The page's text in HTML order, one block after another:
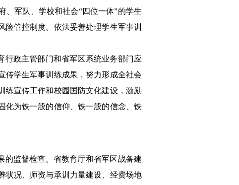
、军队、学校和社会“四位一体”的学生
管控制度。依法妥善处理学生军事训
行政主管部门和省军区系统业务部门应
传学生军事训练成果，努力形成全社会
练宣传工作和校园国防文化建设，激励
化为铁一般的信仰、铁一般的信念、铁
的监督检查。省教育厅和省军区战备建
状况、师资与承训力量建设、经费场地